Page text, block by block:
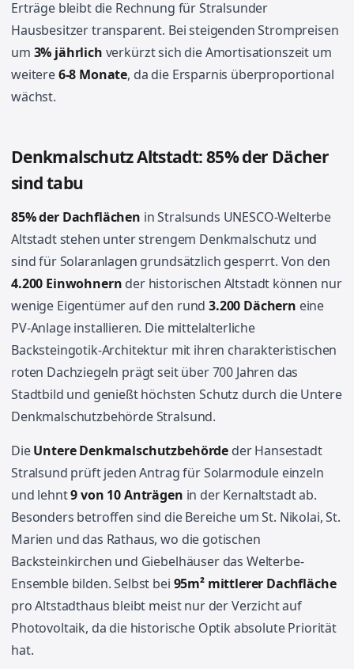
Erträge bleibt die Rechnung für Stralsunder
Hausbesitzer transparent. Bei steigenden Strompreisen
um 3% jährlich verkürzt sich die Amortisationszeit um
weitere6-8 Monate, da die Ersparnis überproportional
wächst.
Denkmalschutz Altstadt: 85% der Dächer
sind tabu
85% der Dachflächen in Stralsunds UNESCO-Welterbe
Altstadt stehen unter strengem Denkmalschutz und
sind für Solaranlagen grundsätzlich gesperrt. Von den
4.200 Einwohnern der historischen Altstadt können nur
wenige Eigentümer auf den rund3.200 Dächern eine
PV-Anlage installieren. Die mittelalterliche
Backsteingotik-Architektur mit ihren charakteristischen
roten Dachziegeln prägt seit über 700 Jahren das
Stadtbild und genießt höchsten Schutz durch die Untere
Denkmalschutzbehörde Stralsund.
DieUntere Denkmalschutzbehörde der Hansestadt
Stralsund prüft jeden Antrag für Solarmodule einzeln
und lehnt9 von 10 Anträgen in der Kernaltstadt ab.
Besonders betroffen sind die Bereiche um St. Nikolai, St.
Marien und das Rathaus, wo die gotischen
Backsteinkirchen und Giebelhäuser das Welterbe-
Ensemble bilden. Selbst bei 95m² mittlerer Dachfläche
pro Altstadthaus bleibt meist nur der Verzicht auf
Photovoltaik, da die historische Optik absolute Priorität
hat.